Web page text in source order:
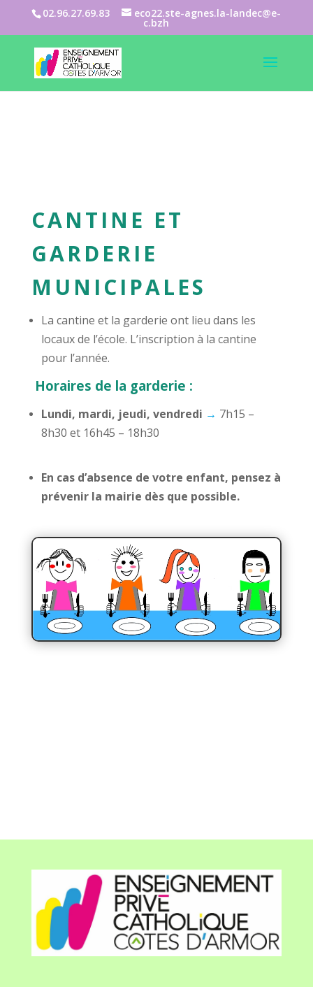
02.96.27.69.83 eco22.ste-agnes.la-landec@e-
c.bzh
CANTINE ET
GARDERIE
MUNICIPALES
La cantine et la garderie ont lieu dans les
locaux de l’école. L’inscription à la cantine
pour l’année.
Horaires de la garderie :
Lundi, mardi, jeudi, vendredi → 7h15 –
8h30 et 16h45 – 18h30
En cas d’absence de votre enfant, pensez à
prévenir la mairie dès que possible.